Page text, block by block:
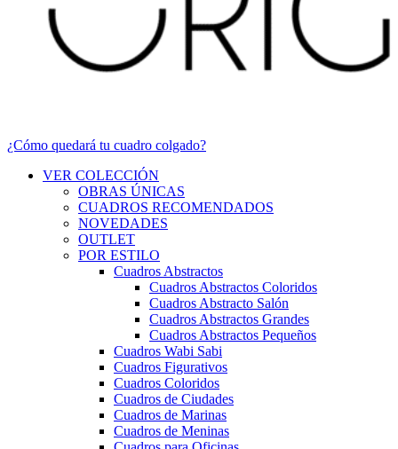
¿Cómo quedará tu cuadro colgado?
VER COLECCIÓN
OBRAS ÚNICAS
CUADROS RECOMENDADOS
NOVEDADES
OUTLET
POR ESTILO
Cuadros Abstractos
Cuadros Abstractos Coloridos
Cuadros Abstracto Salón
Cuadros Abstractos Grandes
Cuadros Abstractos Pequeños
Cuadros Wabi Sabi
Cuadros Figurativos
Cuadros Coloridos
Cuadros de Ciudades
Cuadros de Marinas
Cuadros de Meninas